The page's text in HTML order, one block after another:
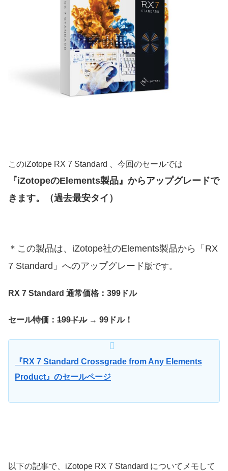
このiZotope RX 7 Standard 、今回のセールでは
『iZotopeのElements製品』からアップグレードで
きます。（過去最安タイ）
＊この製品は、iZotope社のElements製品から「RX
7 Standard」へのアップグレード版です。
RX 7 Standard 通常価格：399ドル
セール特価： 199ドル→ 99ドル！
『RX 7 Standard Crossgrade from Any Elements
Product』のセールページ
以下の記事で、iZotope RX 7 Standard についてメモして